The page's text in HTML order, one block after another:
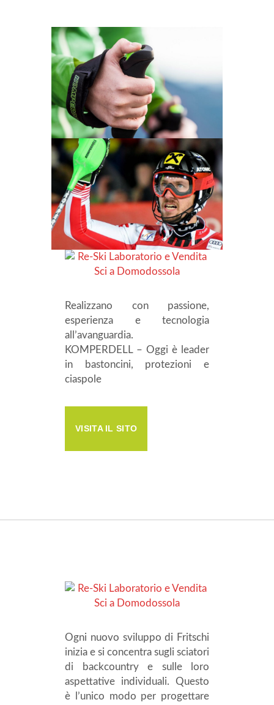
Realizzano con passione,
esperienza e tecnologia
all’avanguardia.
KOMPERDELL – Oggi è leader
in bastoncini, protezioni e
ciaspole
VISITA IL SITO
Ogni nuovo sviluppo di Fritschi
inizia e si concentra sugli sciatori
di backcountry e sulle loro
aspettative individuali. Questo
è l’unico modo per progettare